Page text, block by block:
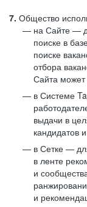
7. Общество
на Сайте —
поиске в
поиске
отбора
Сайта
в Системе
выдачи в
кандидатов
в Сетке —
в ленте
и
и